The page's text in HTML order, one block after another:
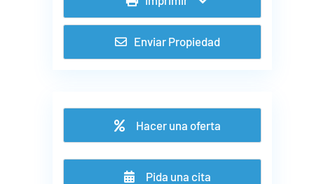
Enviar Propiedad
Hacer una oferta
Pida una cita